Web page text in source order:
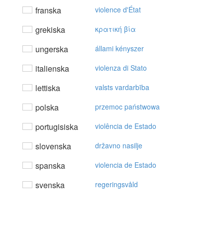
franska violence d'État
grekiska κρατική βία
ungerska állami kényszer
italienska violenza di Stato
lettiska valsts vardarbība
polska przemoc państwowa
portugisiska violência de Estado
slovenska državno nasilje
spanska violencia de Estado
svenska regeringsvåld